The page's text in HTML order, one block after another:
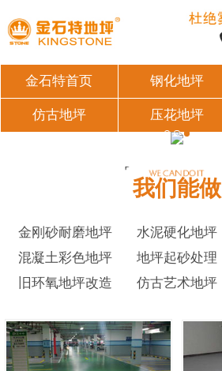
金石特首页 钢化地坪
仿古地坪 压花地坪
我们能做
金刚砂耐磨地坪 水泥硬化地坪
混凝土彩色地坪
地坪起砂处理
旧环氧地坪改造
仿古艺术地坪